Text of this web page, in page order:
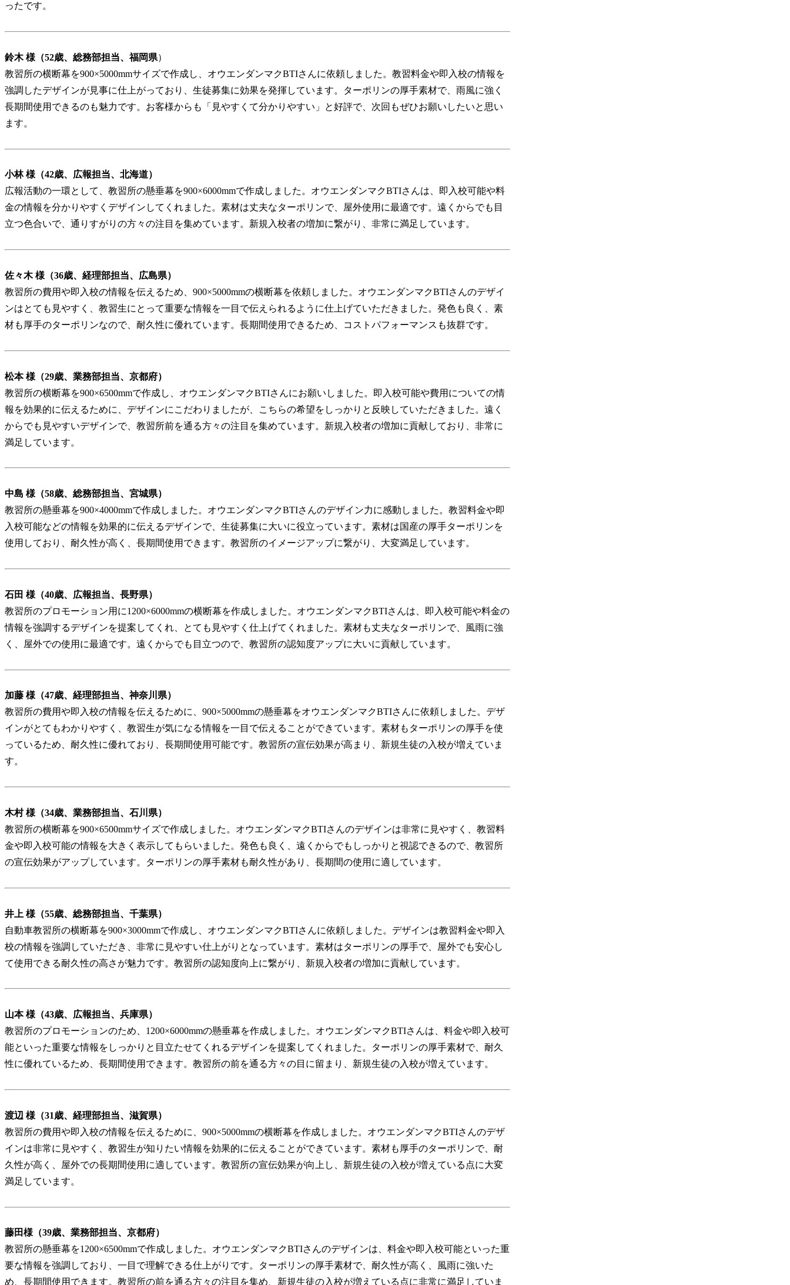
ったです。
鈴木 様（52歳、総務部担当、福岡県）
教習所の横断幕を900×5000mmサイズで作成し、オウエンダンマクBTIさんに依頼しました。教習料金や即入校の情報を
強調したデザインが見事に仕上がっており、生徒募集に効果を発揮しています。ターポリンの厚手素材で、雨風に強く
長期間使用できるのも魅力です。お客様からも「見やすくて分かりやすい」と好評で、次回もぜひお願いしたいと思い
ます。
小林 様（42歳、広報担当、北海道）
広報活動の一環として、教習所の懸垂幕を900×6000mmで作成しました。オウエンダンマクBTIさんは、即入校可能や料
金の情報を分かりやすくデザインしてくれました。素材は丈夫なターポリンで、屋外使用に最適です。遠くからでも目
立つ色合いで、通りすがりの方々の注目を集めています。新規入校者の増加に繋がり、非常に満足しています。
佐々木 様（36歳、経理部担当、広島県）
教習所の費用や即入校の情報を伝えるため、900×5000mmの横断幕を依頼しました。オウエンダンマクBTIさんのデザイ
ンはとても見やすく、教習生にとって重要な情報を一目で伝えられるように仕上げていただきました。発色も良く、素
材も厚手のターポリンなので、耐久性に優れています。長期間使用できるため、コストパフォーマンスも抜群です。
松本 様（29歳、業務部担当、京都府）
教習所の横断幕を900×6500mmで作成し、オウエンダンマクBTIさんにお願いしました。即入校可能や費用についての情
報を効果的に伝えるために、デザインにこだわりましたが、こちらの希望をしっかりと反映していただきました。遠く
からでも見やすいデザインで、教習所前を通る方々の注目を集めています。新規入校者の増加に貢献しており、非常に
満足しています。
中島 様（58歳、総務部担当、宮城県）
教習所の懸垂幕を900×4000mmで作成しました。オウエンダンマクBTIさんのデザイン力に感動しました。教習料金や即
入校可能などの情報を効果的に伝えるデザインで、生徒募集に大いに役立っています。素材は国産の厚手ターポリンを
使用しており、耐久性が高く、長期間使用できます。教習所のイメージアップに繋がり、大変満足しています。
石田 様（40歳、広報担当、長野県）
教習所のプロモーション用に1200×6000mmの横断幕を作成しました。オウエンダンマクBTIさんは、即入校可能や料金の
情報を強調するデザインを提案してくれ、とても見やすく仕上げてくれました。素材も丈夫なターポリンで、風雨に強
く、屋外での使用に最適です。遠くからでも目立つので、教習所の認知度アップに大いに貢献しています。
加藤 様（47歳、経理部担当、神奈川県）
教習所の費用や即入校の情報を伝えるために、900×5000mmの懸垂幕をオウエンダンマクBTIさんに依頼しました。デザ
インがとてもわかりやすく、教習生が気になる情報を一目で伝えることができています。素材もターポリンの厚手を使
っているため、耐久性に優れており、長期間使用可能です。教習所の宣伝効果が高まり、新規生徒の入校が増えていま
す。
木村 様（34歳、業務部担当、石川県）
教習所の横断幕を900×6500mmサイズで作成しました。オウエンダンマクBTIさんのデザインは非常に見やすく、教習料
金や即入校可能の情報を大きく表示してもらいました。発色も良く、遠くからでもしっかりと視認できるので、教習所
の宣伝効果がアップしています。ターポリンの厚手素材も耐久性があり、長期間の使用に適しています。
井上 様（55歳、総務部担当、千葉県）
自動車教習所の横断幕を900×3000mmで作成し、オウエンダンマクBTIさんに依頼しました。デザインは教習料金や即入
校の情報を強調していただき、非常に見やすい仕上がりとなっています。素材はターポリンの厚手で、屋外でも安心し
て使用できる耐久性の高さが魅力です。教習所の認知度向上に繋がり、新規入校者の増加に貢献しています。
山本 様（43歳、広報担当、兵庫県）
教習所のプロモーションのため、1200×6000mmの懸垂幕を作成しました。オウエンダンマクBTIさんは、料金や即入校可
能といった重要な情報をしっかりと目立たせてくれるデザインを提案してくれました。ターポリンの厚手素材で、耐久
性に優れているため、長期間使用できます。教習所の前を通る方々の目に留まり、新規生徒の入校が増えています。
渡辺 様（31歳、経理部担当、滋賀県）
教習所の費用や即入校の情報を伝えるために、900×5000mmの横断幕を作成しました。オウエンダンマクBTIさんのデザ
インは非常に見やすく、教習生が知りたい情報を効果的に伝えることができています。素材も厚手のターポリンで、耐
久性が高く、屋外での長期間使用に適しています。教習所の宣伝効果が向上し、新規生徒の入校が増えている点に大変
満足しています。
藤田様（39歳、業務部担当、京都府）
教習所の懸垂幕を1200×6500mmで作成しました。オウエンダンマクBTIさんのデザインは、料金や即入校可能といった重
要な情報を強調しており、一目で理解できる仕上がりです。ターポリンの厚手素材で、耐久性が高く、風雨に強いた
め、長期間使用できます。教習所の前を通る方々の注目を集め、新規生徒の入校が増えている点に非常に満足していま